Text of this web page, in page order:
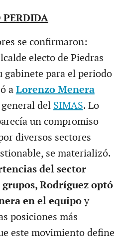
PERDIDA
se confirmaron:
electo de Piedras
gabinete para el periodo
a Lorenzo Menera
del SIMAS. Lo
un compromiso
diversos sectores
se materializó.
del sector
Rodríguez optó
en el equipoy
posiciones más
este movimiento define